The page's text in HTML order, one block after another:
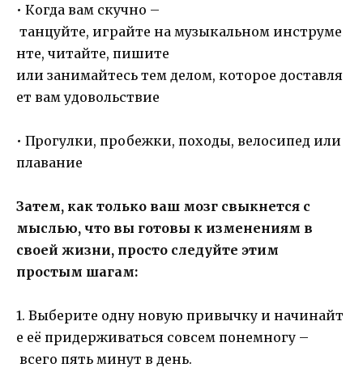
• Когда вам скучно –
танцуйте, играйте на музыкальном инструме
нте, читайте, пишите
или занимайтесь тем делом, которое доставля
ет вам удовольствие
• Прогулки, пробежки, походы, велосипед или
плавание
Затем, как только ваш мозг свыкнется с
мыслью, что вы готовы к изменениям в
своей жизни, просто следуйте этим
простым шагам:
1. Выберите одну новую привычку и начинайт
е её придерживаться совсем понемногу –
всего пять минут в день.